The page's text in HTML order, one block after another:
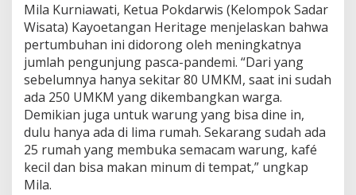
Mila Kurniawati, Ketua Pokdarwis (Kelompok Sadar
Wisata) Kayoetangan Heritage menjelaskan bahwa
pertumbuhan ini didorong oleh meningkatnya
jumlah pengunjung pasca-pandemi. “Dari yang
sebelumnya hanya sekitar 80 UMKM, saat ini sudah
ada 250 UMKM yang dikembangkan warga.
Demikian juga untuk warung yang bisa dine in,
dulu hanya ada di lima rumah. Sekarang sudah ada
25 rumah yang membuka semacam warung, kafé
kecil dan bisa makan minum di tempat,” ungkap
Mila.